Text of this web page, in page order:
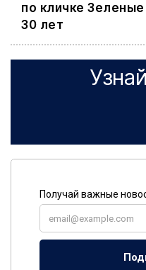
по кличке
30 лет